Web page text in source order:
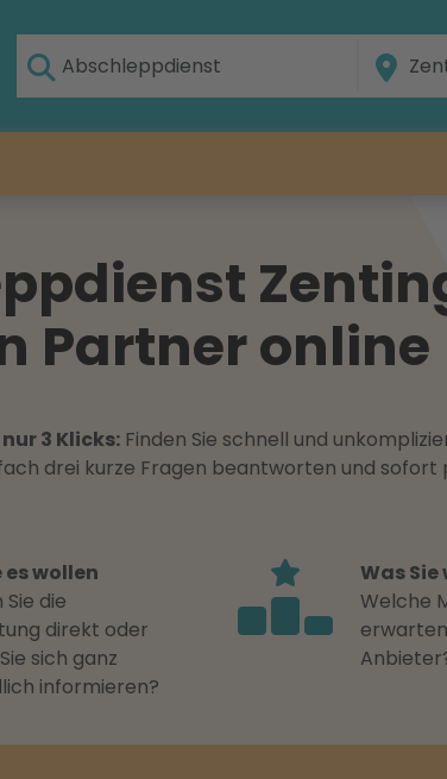
Partner online
3 Klicks: Finden Sie schnell und
drei kurze Fragen beantworten und sofort
es wollen
die
direkt oder
sich ganz
informieren?
Was Sie
Welche